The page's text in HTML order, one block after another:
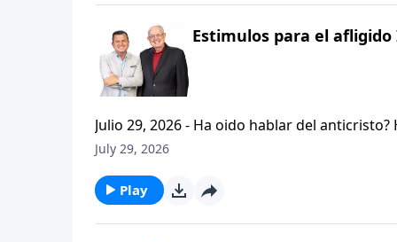
Estimulos para el
Julio 29, 2026 - Ha oido hablar del
que se refiere la Biblia cuando usa la palabra
capitulo de 2 Tesalonicenses y escuchemos
AFLIGIDO.
July 29, 2026
Play